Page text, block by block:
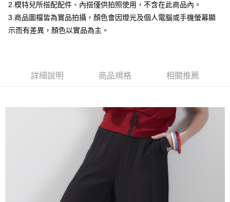
台新國際商業銀行
中國信託商業銀行
台灣樂天信用卡公司
Google Pay
全盈+PAY
【大哥付你分期使用說明】
1.本服務由台灣大哥大提供，台灣大哥大用戶可立即使用無須另外申請。
成交易。
3.實際核准額度、可分期數及費用金額請依後續交易確認頁面所載為準。
4.訂單成立30分鐘內，如未前往確認交易或遇審核未通過，訂單將自動取
消。如遇「轉專審核」未通過狀況，表示未達大哥付你分期系統評分，恕無
1.分期款項不併入電信帳單，「大哥付你分期」於每月結算日後寄送繳費提
2.透過簡訊連結打開帳單後，可選擇「超商條碼／台灣大直營門市／銀行轉
帳／街口支付／iPASS MONEY」等通路繳費。
AFTEE先享後付
AFTEE先享後付是「在收到商品之後才付款」的支付方式。 讓您購物簡單
１．簡單：不需註冊會員、不需綁卡、不需儲值。
２．便利：只要手機號碼，簡訊認證，即可結帳。
３．安心：先確認商品／服務後，再付款。
【「AFTEE先享後付」結帳流程】
１．於結帳方式選擇「AFTEE先享後付」後，將跳轉至「AFTEE先享後付」
結帳頁面，進行簡訊認證並確認金額後，即可完成結帳。
２．訂單成立數日內，您將收到繳費通知簡訊。
每筆NT$120，滿NT$2,000(含以上)免運費
每筆NT$120，滿NT$2,000(含以上)免運費
2.模特兒所搭配配件、內搭僅供拍照使用，不含在此商品內。
3.商品圖檔皆為實品拍攝，顏色會因燈光及個人電腦或手機螢幕顯
示而有差異，顏色以實品為主。
詳細說明 商品規格 相關推薦